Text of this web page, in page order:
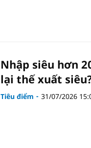
Nhập siêu hơn
lại thế xuất
Tiêu điểm 31/07/2026